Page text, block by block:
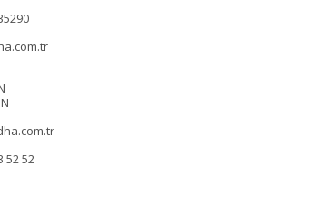
52 52